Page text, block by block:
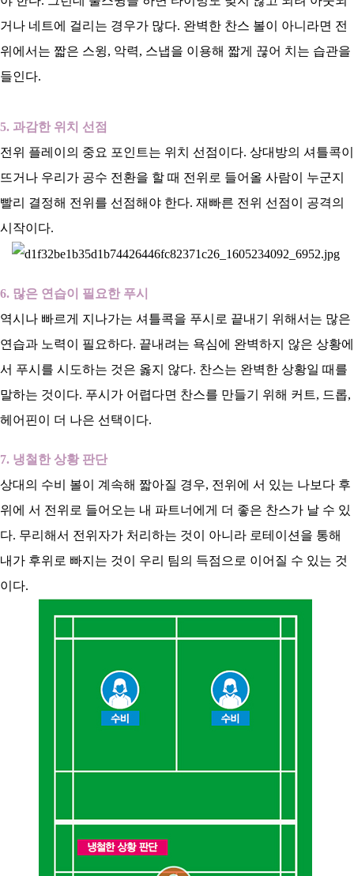
거나 네트에 걸리는 경우가 많다. 완벽한 찬스 볼이 아니라면 전
위에서는 짧은 스윙, 악력, 스냅을 이용해 짧게 끊어 치는 습관을
들인다.
5. 과감한 위치 선점
전위 플레이의 중요 포인트는 위치 선점이다. 상대방의 셔틀콕이
뜨거나 우리가 공수 전환을 할 때 전위로 들어올 사람이 누군지
빨리 결정해 전위를 선점해야 한다. 재빠른 전위 선점이 공격의
시작이다.
6. 많은 연습이 필요한 푸시
역시나 빠르게 지나가는 셔틀콕을 푸시로 끝내기 위해서는 많은
연습과 노력이 필요하다. 끝내려는 욕심에 완벽하지 않은 상황에
서 푸시를 시도하는 것은 옳지 않다. 찬스는 완벽한 상황일 때를
말하는 것이다. 푸시가 어렵다면 찬스를 만들기 위해 커트, 드롭,
헤어핀이 더 나은 선택이다.
7. 냉철한 상황 판단
상대의 수비 볼이 계속해 짧아질 경우, 전위에 서 있는 나보다 후
위에 서 전위로 들어오는 내 파트너에게 더 좋은 찬스가 날 수 있
다. 무리해서 전위자가 처리하는 것이 아니라 로테이션을 통해
내가 후위로 빠지는 것이 우리 팀의 득점으로 이어질 수 있는 것
이다.